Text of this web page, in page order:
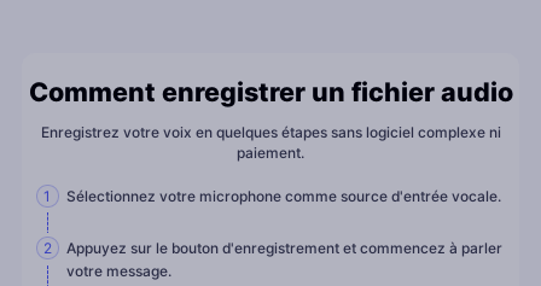
Comment enregistrer un fichier audio
Enregistrez votre voix en quelques étapes sans logiciel complexe ni
paiement.
1 Sélectionnez votre microphone comme source d'entrée vocale.
2
Appuyez sur le bouton d'enregistrement et commencez à parler
votre message.